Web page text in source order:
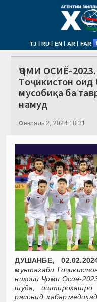
TJ | RU | EN | AR | FAR
ҶОМИ ОСИЁ-
Тоҷикистон
мусобиқа ба
намуд
Февраль 2, 2024 18:31
ДУШАНБЕ,
мунтахаби
ниҳоии Ҷоми Осиё-
шуда,
расонид, хабар